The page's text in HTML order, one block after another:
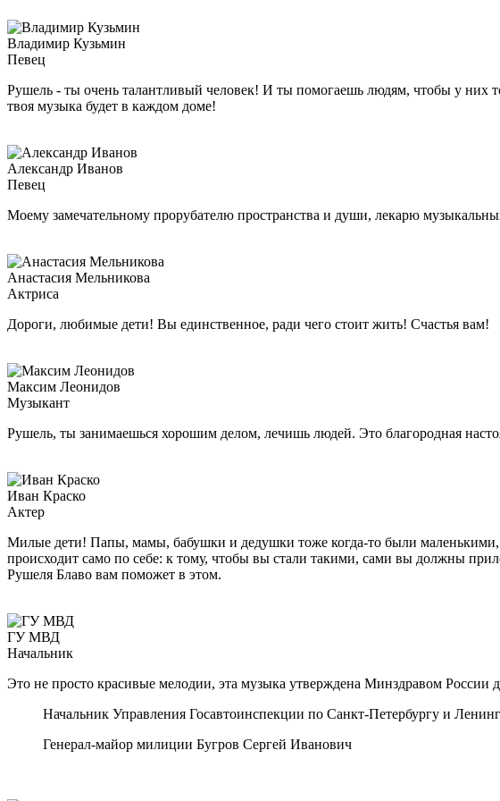
Владимир Кузьмин
Певец
Рушель - ты очень талантливый человек! И ты помогаешь людям, чтобы у них
твоя музыка будет в каждом доме!
Александр Иванов
Певец
Моему замечательному прорубателю пространства и души, лекарю
Анастасия Мельникова
Актриса
Дороги, любимые дети! Вы единственное, ради чего стоит жить! Счастья вам!
Максим Леонидов
Музыкант
Рушель, ты занимаешься хорошим делом, лечишь людей. Это благородная
Иван Краско
Актер
Милые дети! Папы, мамы, бабушки и дедушки тоже когда-то были
происходит само по себе: к тому, чтобы вы стали такими, сами вы должны
Рушеля Блаво вам поможет в этом.
ГУ МВД
Начальник
Это не просто красивые мелодии, эта музыка утверждена Минздравом
Начальник Управления Госавтоинспекции по Санкт-Петербургу и
Генерал-майор милиции Бугров Сергей Иванович